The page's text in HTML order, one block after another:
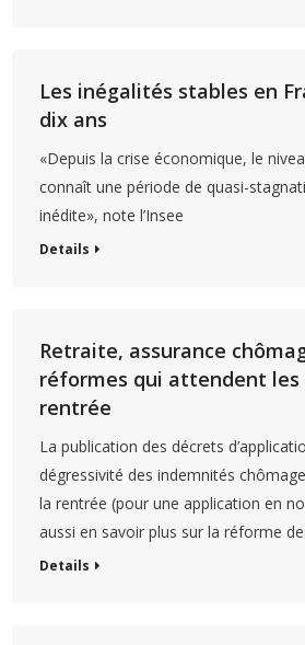
Les inégalités stables en
dix ans
«Depuis la crise économique, le
connaît une période de quasi-
inédite», note l’Insee
Details
Retraite, assurance
réformes qui attendent les
rentrée
La publication des décrets
dégressivité des indemnités
la rentrée (pour une application en
aussi en savoir plus sur la réforme
Details